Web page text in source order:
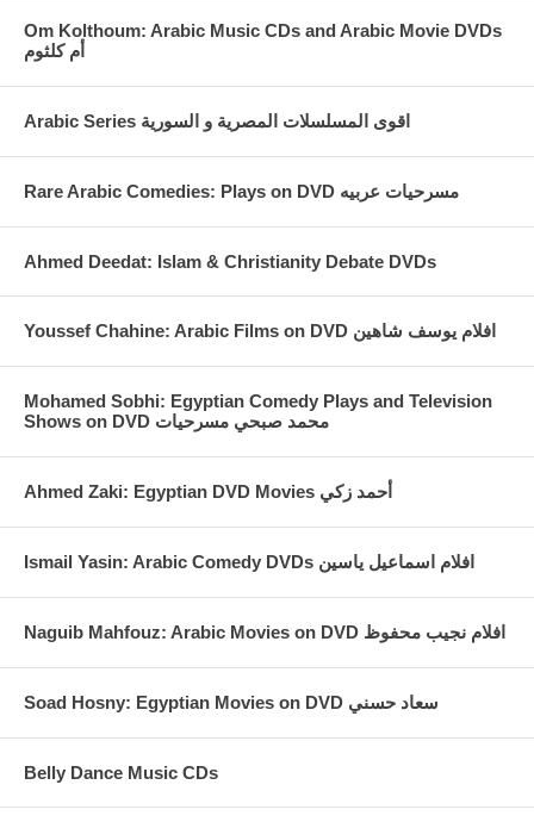
Om Kolthoum: Arabic Music CDs and Arabic Movie DVDs
أم كلثوم
Arabic Series اقوى المسلسلات المصرية و السورية
Rare Arabic Comedies: Plays on DVD مسرحيات عربيه
Ahmed Deedat: Islam & Christianity Debate DVDs
Youssef Chahine: Arabic Films on DVD افلام يوسف شاهين
Mohamed Sobhi: Egyptian Comedy Plays and Television
Shows on DVD محمد صبحي مسرحيات
Ahmed Zaki: Egyptian DVD Movies أحمد زكي
Ismail Yasin: Arabic Comedy DVDs افلام اسماعيل ياسين
Naguib Mahfouz: Arabic Movies on DVD افلام نجيب محفوظ
Soad Hosny: Egyptian Movies on DVD سعاد حسني
Belly Dance Music CDs